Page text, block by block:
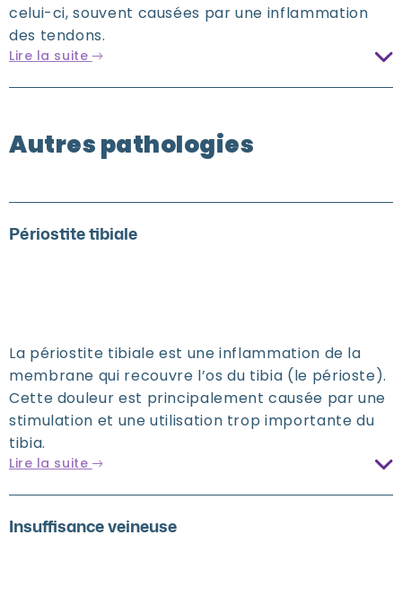
celui-ci, souvent causées par une inflammation
des tendons.
Lire la suite
Autres pathologies
Périostite tibiale
La périostite tibiale est une inflammation de la
membrane qui recouvre l’os du tibia (le périoste).
Cette douleur est principalement causée par une
stimulation et une utilisation trop importante du
tibia.
Lire la suite
Insuffisance veineuse